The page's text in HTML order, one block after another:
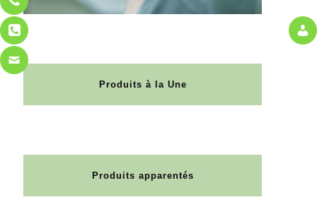
Produits à la Une
Produits apparentés